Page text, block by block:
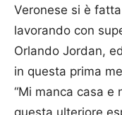
Veronese si è
lavorando con
Orlando Jordan,
in questa prima
“Mi manca casa e